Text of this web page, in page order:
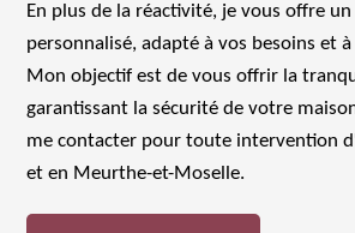
En plus de la réactivité, je vous offre un
personnalisé, adapté à vos besoins et
Mon objectif est de vous offrir la
garantissant la sécurité de votre
me contacter pour toute intervention
et en Meurthe-et-Moselle.